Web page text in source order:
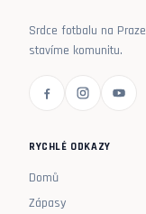
Srdce fotbalu na
stavíme komunitu.
RYCHLÉ ODKAZY
Domů
Zápasy